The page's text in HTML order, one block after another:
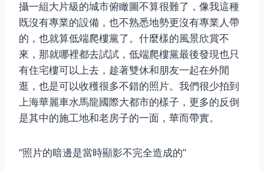
攝一組大片級的城市俯瞰圖不算很難了，像我這種
既沒有專業的設備，也不熟悉地勢更沒有專業人帶
的，也就算低端爬樓黨了。什麼樣的風景欣賞不
來，那就哪裡都去試試，低端爬樓黨最後發現也只
有住宅樓可以上去，趁著雙休和朋友一起在外閒
逛，也是可以收穫很多不錯的照片。我們很少拍到
上海華麗車水馬龍國際大都市的樣子，更多的反倒
是其中的施工地和老房子的一面，華而帶實。
“照片的暗邊是當時顯影不完全造成的”